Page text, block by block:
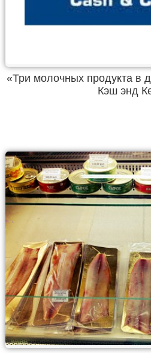
«Три молочных продукта в
Кэш энд